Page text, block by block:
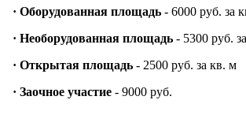
· Оборудованная площадь - 6000 руб. за
· Необорудованная площадь - 5300 руб.
· Открытая площадь - 2500 руб. за кв. м
· Заочное участие - 9000 руб.